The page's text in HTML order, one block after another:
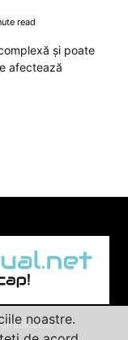
read
și poate
afectează
noastre.